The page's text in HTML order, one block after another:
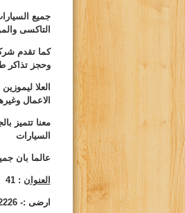
جميع
التاكسى
كما تقدم
وحجز تذاكر
العلا
الاعمال
معنا تتميز
السيارات
عالما بان
العنوان : 41 جامعه الدول – المهندسين – القاهره
ارضى :- 0020237612226